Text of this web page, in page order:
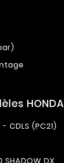
CDLS (PC21)